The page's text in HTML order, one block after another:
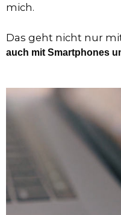
mich.
Das geht nicht nur
auch mit Smartphones